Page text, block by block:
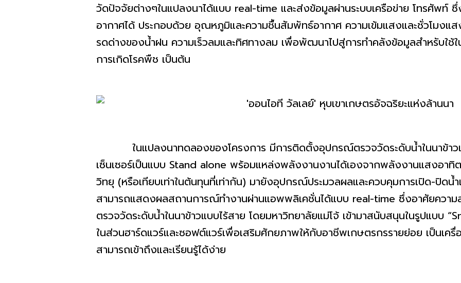
วัดปัจจัยต่างๆในแปลงนาได้แบบ real-time และส่งข้อมูลผ่านระบบเครือข่าย โทรศัพท์
อากาศได้ ประกอบด้วย อุณหภูมิและความชื้นสัมพัทธ์อากาศ ความเข้มแสงและชั่วโมงแ
รดด่างของน้ำฝน ความเร็วลมและทิศทางลม เพื่อพัฒนาไปสู่การทำคลังข้อมูลสำหรับใช้
การเกิดโรคพืช เป็นต้น
ในแปลงนาทดลองของโครงการ มีการติดตั้งอุปกรณ์ตรวจวัดระดับน้ำในนาข้าวแ
เซ็นเซอร์เป็นแบบ Stand alone พร้อมแหล่งพลังงานงานได้เองจากพลังงานแสง
วิทยุ (หรือเทียบเท่าในต้นทุนที่เท่ากัน) มายังอุปกรณ์ประมวลผลและควบคุมการเปิด-ปิดน้
สามารถแสดงผลสถานการณ์ทำงานผ่านแอพพลิเคชั่นได้แบบ real-time ซึ่งอาศัยความส
ตรวจวัดระดับน้ำในนาข้าวแบบไร้สาย โดยมหาวิทยาลัยแม่โจ้ เข้ามาสนับสนุนในรูปแบบ
ในส่วนฮาร์ดแวร์และซอฟต์แวร์เพื่อเสริมศักยภาพให้กับอาชีพเกษตรกรรายย่อย เป็นเค
สามารถเข้าถึงและเรียนรู้ได้ง่าย